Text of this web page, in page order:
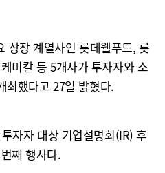
상장 계열사인 롯데웰푸드, 롯
미칼 등 5개사가 투자자와 소
최했다고 27일 밝혔다.
자자 대상 기업설명회(IR) 후
째 행사다.